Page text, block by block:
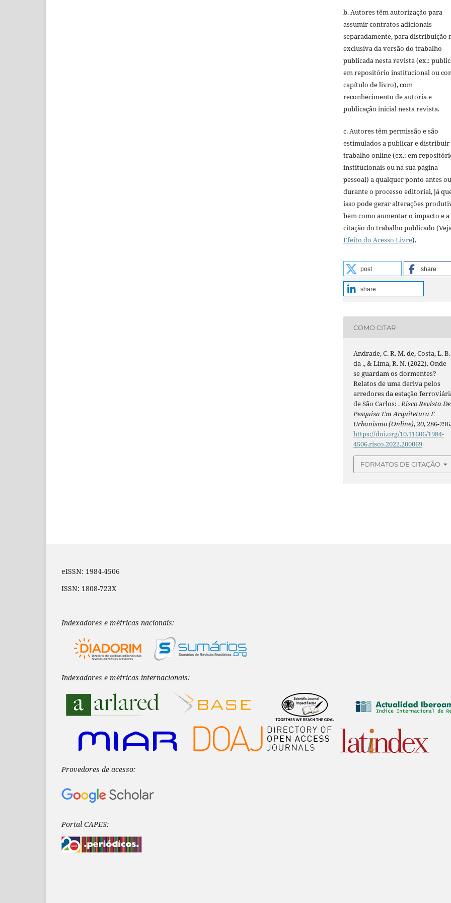
b. Autores têm autorização para
assumir contratos adicionais
separadamente, para distribuição
exclusiva da versão do trabalho
publicada nesta revista (ex.:
em repositório institucional ou
capítulo de livro), com
reconhecimento de autoria e
publicação inicial nesta revista.
c. Autores têm permissão e são
estimulados a publicar e distribuir
trabalho online (ex.: em
institucionais ou na sua página
pessoal) a qualquer ponto antes ou
durante o processo editorial, já
isso pode gerar alterações
bem como aumentar o impacto e a
citação do trabalho publicado
Efeito do Acesso Livre).
post share
share
COMO CITAR
Andrade, C. R. M. de, Costa, L. B.
da ., & Lima, R. N. (2022). Onde
se guardam os dormentes?
Relatos de uma deriva pelos
arredores da estação
de São Carlos: .Risco Revista De
Pesquisa Em Arquitetura E
Urbanismo (Online),20, 286-296.
https://doi.org/10.11606/1984-
4506.risco.2022.200069
FORMATOS DE CITAÇÃO
eISSN: 1984-4506
ISSN: 1808-723X
Indexadores e métricas nacionais:
Indexadores e métricas internacionais:
Provedores de acesso:
Portal CAPES: